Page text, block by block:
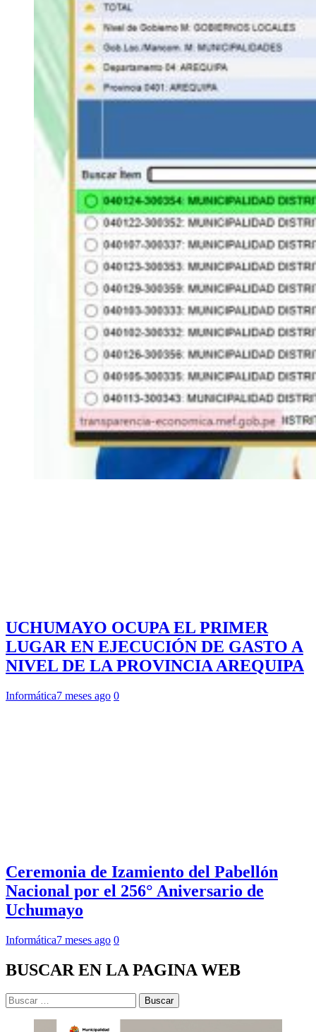
UCHUMAYO OCUPA EL PRIMER
LUGAR EN EJECUCIÓN DE GASTO A
NIVEL DE LA PROVINCIA AREQUIPA
Informática7 meses ago 0
Ceremonia de Izamiento del Pabellón
Nacional por el 256° Aniversario de
Uchumayo
Informática7 meses ago 0
BUSCAR EN LA PAGINA WEB
Buscar: